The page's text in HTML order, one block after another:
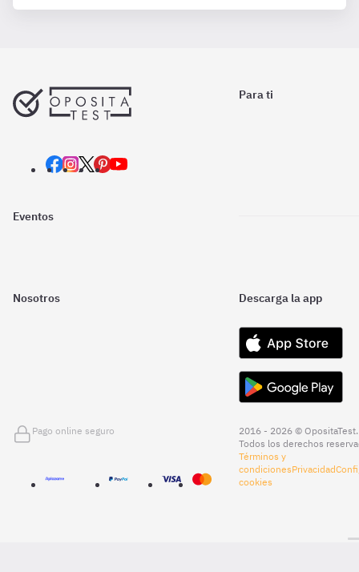
Para ti
Eventos
Nosotros Descarga la app
Pago online seguro
2016 - 2026 © OpositaTest.
Todos los derechos
Términos y
condicionesPrivacidad
cookies